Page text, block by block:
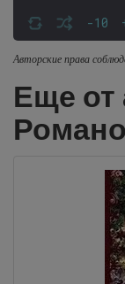
-10
Авторские права
Еще от